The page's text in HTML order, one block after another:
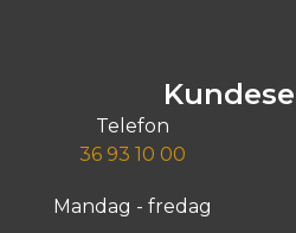
Telefon
36 93 10 00
Mandag - fredag